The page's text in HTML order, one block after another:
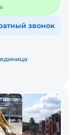
звонок
единица